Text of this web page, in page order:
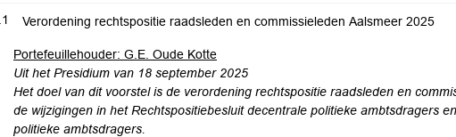
Verordening rechtspositie raadsleden en commissieleden Aalsmeer 2025
Portefeuillehouder: G.E. Oude Kotte
Uit het Presidium van 18 september 2025
Het doel van dit voorstel is de verordening rechtspositie raadsleden en
de wijzigingen in het Rechtspositiebesluit decentrale politieke ambtsdragers
politieke ambtsdragers.